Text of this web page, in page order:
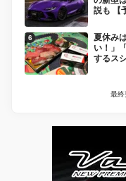
説も 【
夏休み
い！」
するス
最